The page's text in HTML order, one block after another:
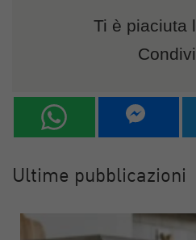
Ti è piaciuta
Ultime pubblicazioni